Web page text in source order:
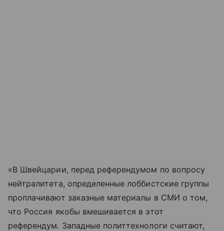
«В Швейцарии, перед референдумом по вопросу
нейтралитета, определенные лоббистские группы
проплачивают заказные материалы в СМИ о том,
что Россия якобы вмешивается в этот
референдум. Западные политтехнологи считают,